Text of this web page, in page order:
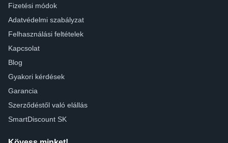
Fizetési módok
Adatvédelmi szabályzat
Felhasználási feltételek
Kapcsolat
Blog
Gyakori kérdések
Garancia
Szerződéstől való elállás
SmartDiscount SK